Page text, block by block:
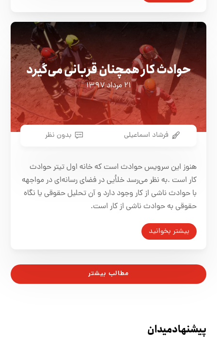
حوادث کار همچنان قربانی می‌گیرد
۲۱ مرداد ۱۳۹۷
فرشاد اسماعیلی بدون نظر
هنوز این سرویس حوادث است که خانه اول تیتر حوادث
کار است .به نظر می‌رسد خلأیی در فضای رسانه‌ای در مواجهه
با حوادث ناشی از کار وجود دارد و آن تحلیل حقوقی یا نگاه
حقوقی به حوادث ناشی از کار است.
بیشتر بخوانید
مطالب بیشتر
پیشنهاد میدان